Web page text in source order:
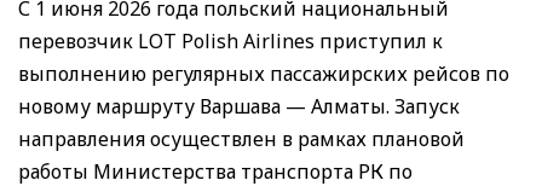
С 1 июня 2026 года польский национальный
перевозчик LOT Polish Airlines приступил к
выполнению регулярных пассажирских рейсов по
новому маршруту Варшава — Алматы. Запуск
направления осуществлен в рамках плановой
работы Министерства транспорта РК по